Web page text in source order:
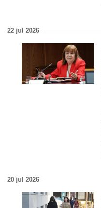
22 jul 2026
20 jul 2026